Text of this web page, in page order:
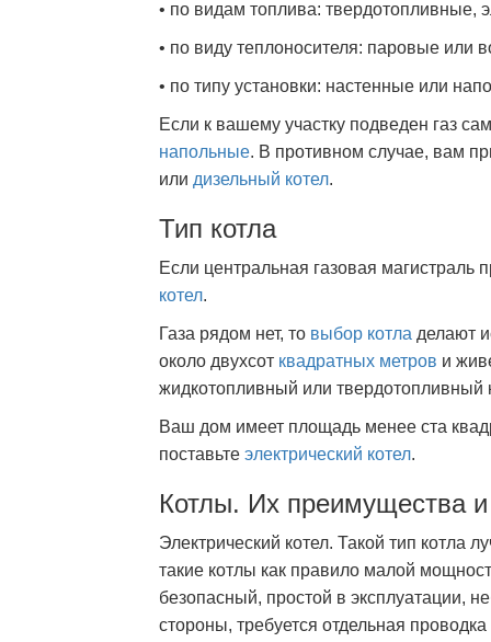
• по видам топлива: твердотопливные,
• по виду теплоносителя: паровые или
• по типу установки: настенные или
Если к вашему участку подведен газ
напольные. В противном случае, вам
или дизельный котел.
Тип котла
Если центральная газовая
котел.
Газа рядом нет, то выбор котла делают
около двухсот квадратных метров и
жидкотопливный или твердотопливный
Ваш дом имеет площадь менее ста
поставьте электрический котел.
Котлы. Их преимущества и
Электрический котел. Такой тип котла
такие котлы как правило малой
безопасный, простой в эксплуатации,
стороны, требуется отдельная проводка